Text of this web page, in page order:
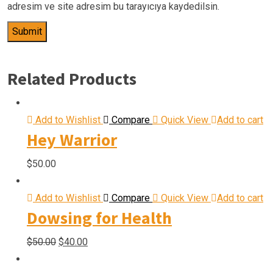
adresim ve site adresim bu tarayıcıya kaydedilsin.
Related Products
Add to Wishlist Compare Quick View Add to cart
Hey Warrior
$50.00
Add to Wishlist Compare Quick View Add to cart
Dowsing for Health
$50.00 Original
$40.00